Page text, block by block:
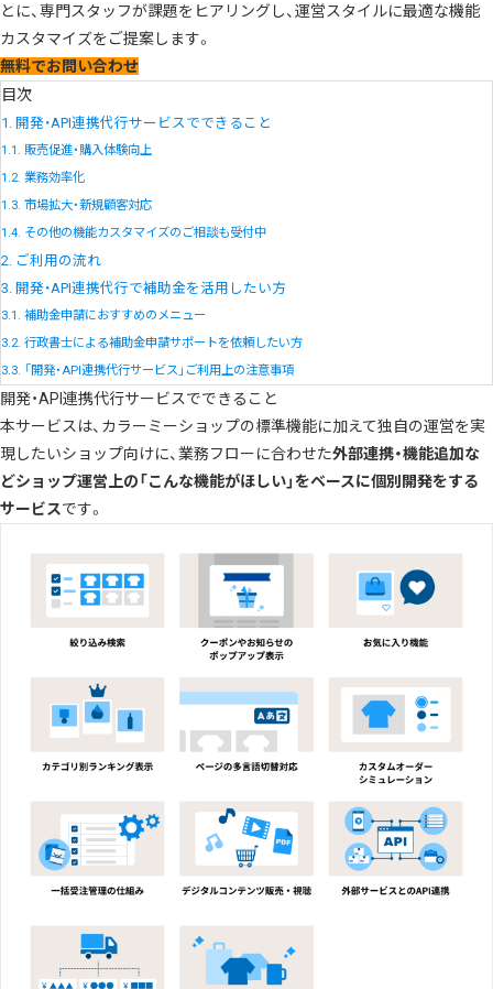
とに、専門スタッフが課題をヒアリングし、運営スタイルに最適な機能
カスタマイズをご提案します。
無料でお問い合わせ
目次
1. 開発・API連携代行サービスでできること
1.1. 販売促進・購入体験向上
1.2. 業務効率化
1.3. 市場拡大・新規顧客対応
1.4. その他の機能カスタマイズのご相談も受付中
2. ご利用の流れ
3. 開発・API連携代行で補助金を活用したい方
3.1. 補助金申請におすすめのメニュー
3.2. 行政書士による補助金申請サポートを依頼したい方
3.3. 「開発・API連携代行サービス」ご利用上の注意事項
開発・API連携代行サービスでできること
本サービスは、カラーミーショップの標準機能に加えて独自の運営を実
現したいショップ向けに、業務フローに合わせた外部連携・機能追加な
どショップ運営上の「こんな機能がほしい」をベースに個別開発をする
サービスです。